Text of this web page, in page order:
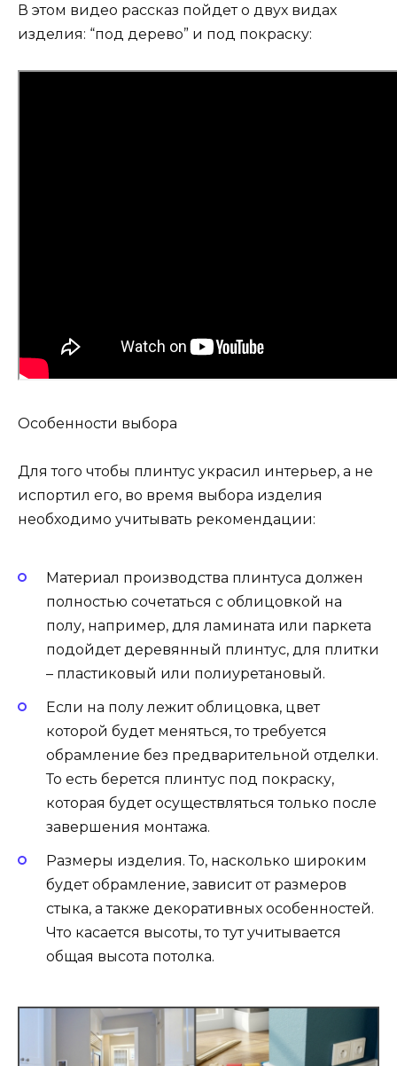
В этом видео рассказ пойдет о двух видах
изделия: “под дерево” и под покраску:
Особенности выбора
Для того чтобы плинтус украсил интерьер, а не
испортил его, во время выбора изделия
необходимо учитывать рекомендации:
Материал производства плинтуса должен
полностью сочетаться с облицовкой на
полу, например, для ламината или паркета
подойдет деревянный плинтус, для плитки
– пластиковый или полиуретановый.
Если на полу лежит облицовка, цвет
которой будет меняться, то требуется
обрамление без предварительной отделки.
То есть берется плинтус под покраску,
которая будет осуществляться только после
завершения монтажа.
Размеры изделия. То, насколько широким
будет обрамление, зависит от размеров
стыка, а также декоративных особенностей.
Что касается высоты, то тут учитывается
общая высота потолка.